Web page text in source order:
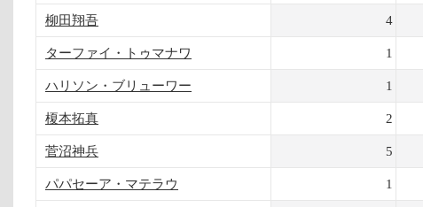
柳田翔吾 4
ターファイ・トゥマナワ 1
ハリソン・ブリューワー 1
榎本拓真 2
菅沼神兵 5
パパセーア・マテラウ 1